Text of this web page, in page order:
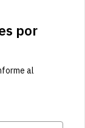
por
al